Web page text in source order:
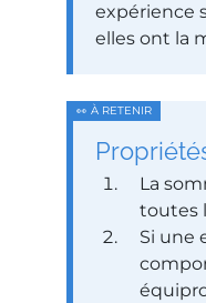
expérience
elles ont la
La
toutes
Si une